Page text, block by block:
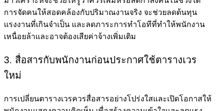
การจัดคนให้สอดคล้องกับปริมาณงานจริง จะช่วยลดต้นทุน
แรงงานที่เกินจำเป็น และลดภาระการทำโอทีที่ทำให้พนักงาน
เหนื่อยล้าและอาจต้องเสียค่าจ้างเพิ่มเติม
3. สื่อสารกับพนักงานก่อนประกาศใช้ตารางเวร
ใหม่
การเปลี่ยนตารางเวรควรสื่อสารอย่างโปร่งใสและเปิดโอกาสให้